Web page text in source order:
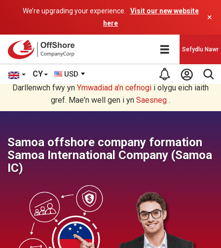
We’re upgrading your experience.
Visit our new website
here
×
CY USD
Sefydlu Nawr
Rydych chi'n darllen yn Welsh cyfieithu gan raglen AI.
Darllenwch fwy yn Ymwadiad a'n cefnogi i olygu eich iaith
gref. Mae'n well gen i yn Saesneg .
Samoa offshore company formation
Samoa International Company (Samoa
IC)